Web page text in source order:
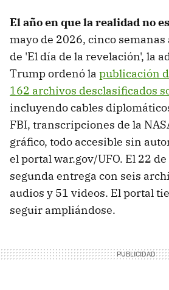
El año en que la realidad no
mayo de 2026, cinco
de 'El día de la revelación', la
Trump ordenó la publicación
162 archivos desclasificados
incluyendo cables
FBI, transcripciones de la
gráfico, todo accesible sin
el portal war.gov/UFO. El 22
segunda entrega con seis
audios y 51 videos. El portal
seguir ampliándose.